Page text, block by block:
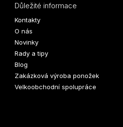
Důležité informace
Kontakty
O nás
Novinky
Rady a tipy
Blog
Zakázková výroba ponožek
Velkoobchodní spolupráce